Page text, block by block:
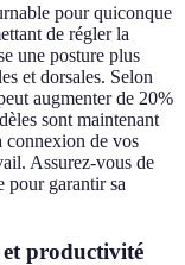
pour quiconque
de régler la
une posture plus
et dorsales. Selon
augmenter de 20%
sont maintenant
connexion de vos
Assurez-vous de
pour garantir sa
productivité